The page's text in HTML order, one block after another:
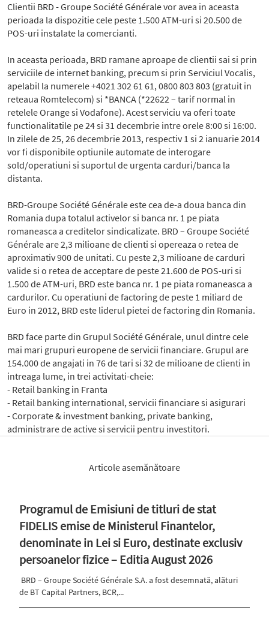
Clientii BRD - Groupe Société Générale vor avea in aceasta
perioada la dispozitie cele peste 1.500 ATM-uri si 20.500 de
POS-uri instalate la comercianti.
In aceasta perioada, BRD ramane aproape de clientii sai si prin
serviciile de internet banking, precum si prin Serviciul Vocalis,
apelabil la numerele +4021 302 61 61, 0800 803 803 (gratuit in
reteaua Romtelecom) si *BANCA (*22622 – tarif normal in
retelele Orange si Vodafone). Acest serviciu va oferi toate
functionalitatile pe 24 si 31 decembrie intre orele 8:00 si 16:00.
In zilele de 25, 26 decembrie 2013, respectiv 1 si 2 ianuarie 2014
vor fi disponibile optiunile automate de interogare
sold/operatiuni si suportul de urgenta carduri/banca la
distanta.
BRD-Groupe Société Générale este cea de-a doua banca din
Romania dupa totalul activelor si banca nr. 1 pe piata
romaneasca a creditelor sindicalizate. BRD – Groupe Société
Générale are 2,3 milioane de clienti si opereaza o retea de
aproximativ 900 de unitati. Cu peste 2,3 milioane de carduri
valide si o retea de acceptare de peste 21.600 de POS-uri si
1.500 de ATM-uri, BRD este banca nr. 1 pe piata romaneasca a
cardurilor. Cu operatiuni de factoring de peste 1 miliard de
Euro in 2012, BRD este liderul pietei de factoring din Romania.
BRD face parte din Grupul Société Générale, unul dintre cele
mai mari grupuri europene de servicii financiare. Grupul are
154.000 de angajati in 76 de tari si 32 de milioane de clienti in
intreaga lume, in trei activitati-cheie:
- Retail banking in Franta
- Retail banking international, servicii financiare si asigurari
- Corporate & investment banking, private banking,
administrare de active si servicii pentru investitori.
Articole asemănătoare
Programul de Emisiuni de titluri de stat
FIDELIS emise de Ministerul Finantelor,
denominate in Lei si Euro, destinate exclusiv
persoanelor fizice – Editia August 2026
BRD – Groupe Société Générale S.A. a fost desemnată, alături
de BT Capital Partners, BCR,...